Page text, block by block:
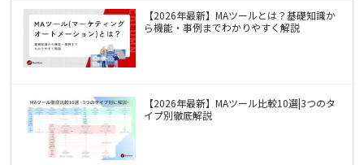
【2026年最新】MAツールとは？基礎知識か
ら機能・事例までわかりやすく解説
【2026年最新】MAツール比較10選|3つのタ
イプ別徹底解説